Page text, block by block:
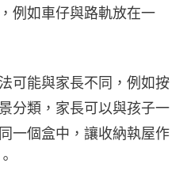
例如車仔與路軌放在一
可能與家長不同，例如按
分類，家長可以與孩子一
一個盒中，讓收納執屋作